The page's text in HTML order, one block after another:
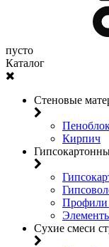
пусто
Каталог
Стеновые
Кирпич
Профили
Сухие смеси